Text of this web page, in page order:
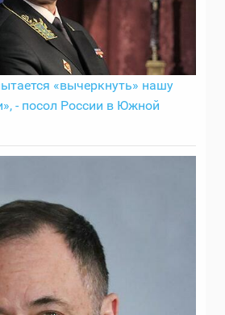
«вычеркнуть» нашу
- посол России в Южной